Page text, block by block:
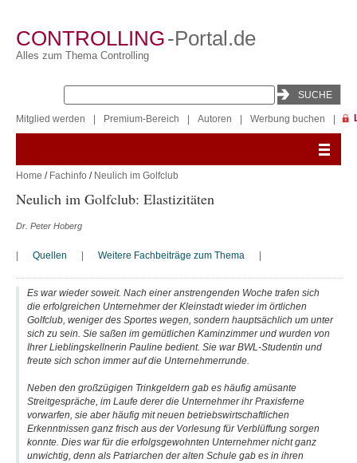
CONTROLLING-Portal.de
Alles zum Thema Controlling
Mitglied werden Premium-Bereich Autoren Werbung buchen
Home / Fachinfo / Neulich im Golfclub
Neulich im Golfclub: Elastizitäten
Dr. Peter Hoberg
Quellen Weitere Fachbeiträge zum Thema
Es war wieder soweit. Nach einer anstrengenden Woche trafen sich
die erfolgreichen Unternehmer der Kleinstadt wieder im örtlichen
Golfclub, weniger des Sportes wegen, sondern hauptsächlich um unter
sich zu sein. Sie saßen im gemütlichen Kaminzimmer und wurden von
Ihrer Lieblingskellnerin Pauline bedient. Sie war BWL-Studentin und
freute sich schon immer auf die Unternehmerrunde.
Neben den großzügigen Trinkgeldern gab es häufig amüsante
Streitgespräche, im Laufe derer die Unternehmer ihr Praxisferne
vorwarfen, sie aber häufig mit neuen betriebswirtschaftlichen
Erkenntnissen ganz frisch aus der Vorlesung für Verblüffung sorgen
konnte. Dies war für die erfolgsgewohnten Unternehmer nicht ganz
unwichtig, denn als Patriarchen der alten Schule gab es in ihren